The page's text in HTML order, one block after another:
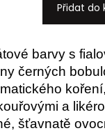
Přidat do
barvy s
černých
a
šťavnatě